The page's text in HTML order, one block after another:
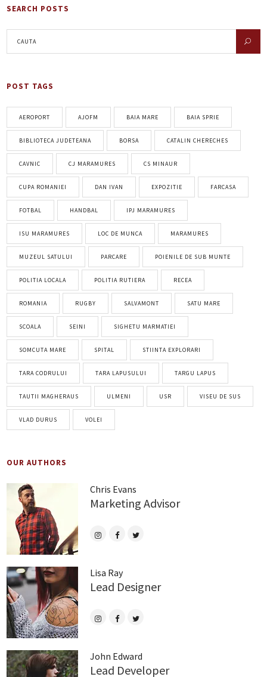
SEARCH POSTS
POST TAGS
AEROPORT AJOFM BAIA MARE BAIA SPRIE
BIBLIOTECA JUDETEANA BORSA CATALIN CHERECHES
CAVNIC CJ MARAMURES CS MINAUR
CUPA ROMANIEI DAN IVAN EXPOZITIE FARCASA
FOTBAL HANDBAL IPJ MARAMURES
ISU MARAMURES LOC DE MUNCA MARAMURES
MUZEUL SATULUI PARCARE POIENILE DE SUB MUNTE
POLITIA LOCALA POLITIA RUTIERA RECEA
ROMANIA RUGBY SALVAMONT SATU MARE
SCOALA SEINI SIGHETU MARMATIEI
SOMCUTA MARE SPITAL STIINTA EXPLORARI
TARA CODRULUI TARA LAPUSULUI TARGU LAPUS
TAUTII MAGHERAUS ULMENI USR VISEU DE SUS
VLAD DURUS VOLEI
OUR AUTHORS
Chris Evans
Marketing Advisor
Lisa Ray
Lead Designer
John Edward
Lead Developer